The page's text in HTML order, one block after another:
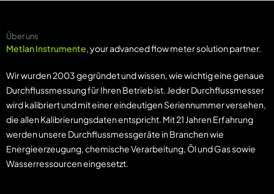
Über uns
Metlan Instrumente, your advanced flow meter solution partner.
Wir wurden 2003 gegründet und wissen, wie wichtig eine genaue
Durchflussmessung für Ihren Betrieb ist. Jeder Durchflussmesser
wird kalibriert und mit einer eindeutigen Seriennummer versehen,
die allen Kalibrierungsdaten entspricht. Mit 21 Jahren Erfahrung
werden unsere Durchflussmessgeräte in Branchen wie
Energieerzeugung, chemische Verarbeitung, Öl und Gas sowie
Wasserressourcen eingesetzt.